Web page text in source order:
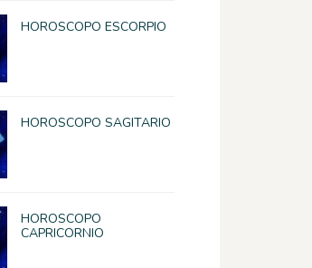
HOROSCOPO ESCORPIO
HOROSCOPO SAGITARIO
HOROSCOPO
CAPRICORNIO